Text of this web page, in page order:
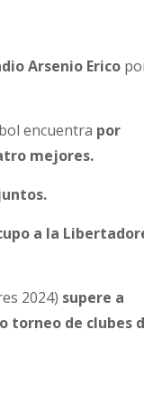
Arsenio Erico
encuentra por
mejores.
a la
2024) supere a
torneo de clubes